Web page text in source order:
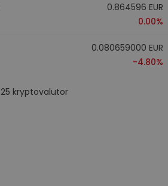
0.864596 EUR
0.00%
0.080659000 EUR
-4.80%
25 kryptovalutor